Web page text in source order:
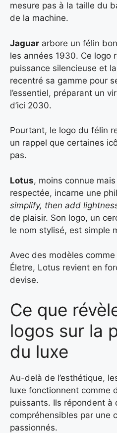
mesure pas à la taille du
de la machine.
Jaguar arbore un félin
les années 1930. Ce logo
puissance silencieuse et
recentré sa gamme pour
l’essentiel, préparant un
d’ici 2030.
Pourtant, le logo du félin
un rappel que certaines
pas.
Lotus, moins connue
respectée, incarne une
simplify, then add
de plaisir. Son logo, un
le nom stylisé, est simple
Avec des modèles comme
Életre, Lotus revient en
devise.
Ce que
logos sur la
du luxe
Au-delà de l’esthétique,
luxe fonctionnent comme
puissants. Ils répondent à
compréhensibles par une
passionnés.